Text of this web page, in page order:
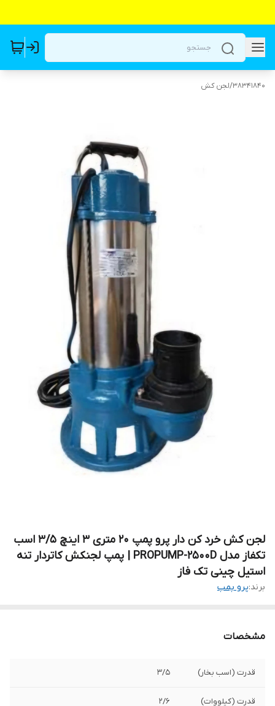
38341840
/لجن کش
لجن کش خرد کن دار پرو پمپ 20 متری 3 اینچ 3/5 اسب
تکفاز مدل PROPUMP-2500D | پمپ لجنکش کاتردار تنه
استیل چینی تک فاز
برند:پرو پمپ
مشخصات
قدرت (اسب بخار) 3/5
قدرت (کیلووات) 2/6